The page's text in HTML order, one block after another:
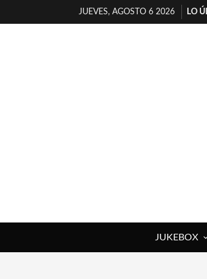
JUEVES, AGOSTO 6 2026
LO
JUKEBOX